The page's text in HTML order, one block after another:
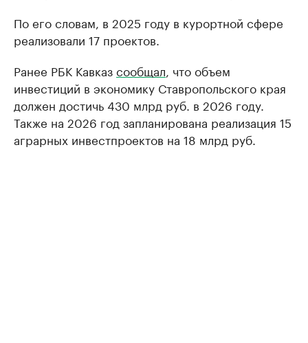
По его словам, в 2025 году в курортной сфере
реализовали 17 проектов.
Ранее РБК Кавказсообщал , что объем
инвестиций в экономику Ставропольского края
должен достичь 430 млрд руб. в 2026 году.
Также на 2026 год запланирована реализация 15
аграрных инвестпроектов на 18 млрд руб.